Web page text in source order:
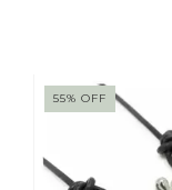
55% OFF